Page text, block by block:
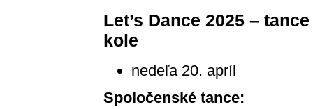
Let’s Dance 2025 –
kole
nedeľa 20. apríl
Spoločenské tance: